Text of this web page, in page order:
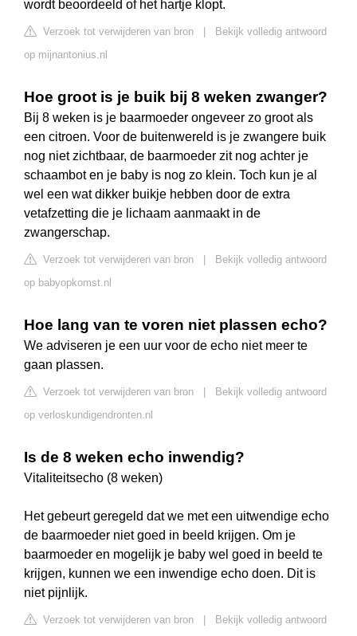
wordt beoordeeld of het hartje klopt.
Verzoek tot verwijderen van bron
Bekijk volledig antwoord
op mijnantonius.nl
Hoe groot is je buik bij 8 weken zwanger?
Bij 8 weken is je baarmoeder ongeveer zo groot als
een citroen. Voor de buitenwereld is je zwangere buik
nog niet zichtbaar, de baarmoeder zit nog achter je
schaambot en je baby is nog zo klein. Toch kun je al
wel een wat dikker buikje hebben door de extra
vetafzetting die je lichaam aanmaakt in de
zwangerschap.
Verzoek tot verwijderen van bron
Bekijk volledig antwoord
op babyopkomst.nl
Hoe lang van te voren niet plassen echo?
We adviseren je een uur voor de echo niet meer te
gaan plassen.
Verzoek tot verwijderen van bron
Bekijk volledig antwoord
op verloskundigendronten.nl
Is de 8 weken echo inwendig?
Vitaliteitsecho (8 weken)
Het gebeurt geregeld dat we met een uitwendige echo
de baarmoeder niet goed in beeld krijgen. Om je
baarmoeder en mogelijk je baby wel goed in beeld te
krijgen, kunnen we een inwendige echo doen. Dit is
niet pijnlijk.
Verzoek tot verwijderen van bron
Bekijk volledig antwoord